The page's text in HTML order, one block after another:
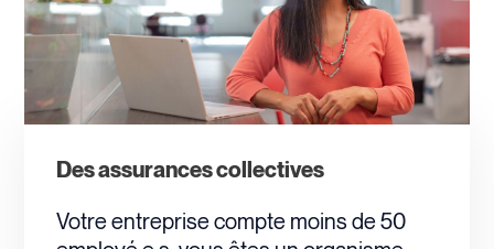
Des assurances collectives
Votre entreprise compte moins de 50